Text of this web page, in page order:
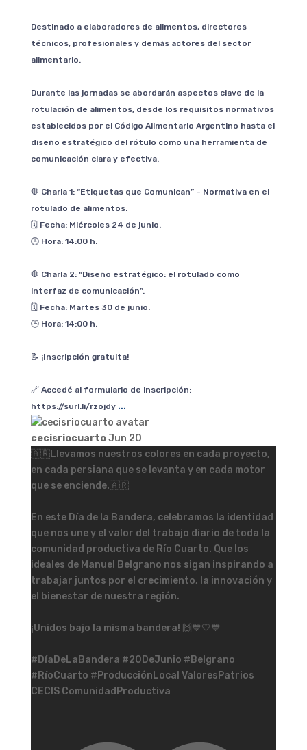
Destinado a elaboradores de alimentos, directores
técnicos, profesionales y demás actores del sector
alimentario.
Durante las jornadas se abordarán aspectos clave de la
rotulación de alimentos, desde los requisitos normativos
establecidos por el Código Alimentario Argentino hasta el
diseño estratégico del rótulo como una herramienta de
comunicación clara y efectiva.
🛑 Charla 1: “Etiquetas que Comunican” – Normativa en el
rotulado de alimentos.
🗓️ Fecha: Miércoles 24 de junio.
🕒 Hora: 14:00 h.
🛑 Charla 2: “Diseño estratégico: el rotulado como
interfaz de comunicación”.
🗓️ Fecha: Martes 30 de junio.
🕒 Hora: 14:00 h.
📝 ¡Inscripción gratuita!
🔗 Accedé al formulario de inscripción:
https://surl.li/rzojdy ...
cecisriocuartoJun 20
🇦🇷Llevamos nuestros colores en cada proyecto,
en cada persiana que se levanta y en cada motor
que se enciende.🇦🇷
En este Día de la Bandera, celebramos la identidad
que nos une y el valor del trabajo diario de toda la
comunidad productiva de Río Cuarto. Que los
ideales de Manuel Belgrano nos sigan inspirando a
trabajar juntos por el crecimiento, la innovación y
el bienestar de nuestra región.
¡Unidos bajo la misma bandera! 🙌💙🤍💙
#DíaDeLaBandera #20DeJunio #Belgrano
#RíoCuarto #ProducciónLocal ValoresPatrios
CECIS ComunidadProductiva